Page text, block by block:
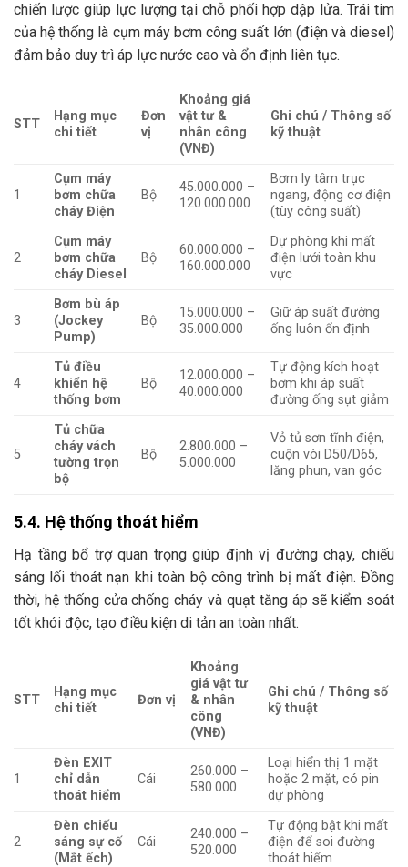
chiến lược giúp lực lượng tại chỗ phối hợp dập lửa. Trái tim
của hệ thống là cụm máy bơm công suất lớn (điện và diesel)
đảm bảo duy trì áp lực nước cao và ổn định liên tục.
STT
Hạng mục
chi tiết
Đơn
vị
Khoảng giá
vật tư &
nhân công
(VNĐ)
Ghi chú / Thông số
kỹ thuật
1
Cụm máy
bơm chữa
cháy Điện
Bộ
45.000.000 –
120.000.000
Bơm ly tâm trục
ngang, động cơ điện
(tùy công suất)
2
Cụm máy
bơm chữa
cháy Diesel
Bộ
60.000.000 –
160.000.000
Dự phòng khi mất
điện lưới toàn khu
vực
3
Bơm bù áp
(Jockey
Pump)
Bộ
15.000.000 –
35.000.000
Giữ áp suất đường
ống luôn ổn định
4
Tủ điều
khiển hệ
thống bơm
Bộ
12.000.000 –
40.000.000
Tự động kích hoạt
bơm khi áp suất
đường ống sụt giảm
5
Tủ chữa
cháy vách
tường trọn
bộ
Bộ
2.800.000 –
5.000.000
Vỏ tủ sơn tĩnh điện,
cuộn vòi D50/D65,
lăng phun, van góc
5.4. Hệ thống thoát hiểm
Hạ tầng bổ trợ quan trọng giúp định vị đường chạy, chiếu
sáng lối thoát nạn khi toàn bộ công trình bị mất điện. Đồng
thời, hệ thống cửa chống cháy và quạt tăng áp sẽ kiểm soát
tốt khói độc, tạo điều kiện di tản an toàn nhất.
STT
Hạng mục
chi tiết
Đơn vị
Khoảng
giá vật tư
& nhân
công
(VNĐ)
Ghi chú / Thông số
kỹ thuật
1
Đèn EXIT
chỉ dẫn
thoát hiểm
Cái
260.000 –
580.000
Loại hiển thị 1 mặt
hoặc 2 mặt, có pin
dự phòng
2
Đèn chiếu
sáng sự cố
(Mắt ếch)
Cái
240.000 –
520.000
Tự động bật khi mất
điện để soi đường
thoát hiểm